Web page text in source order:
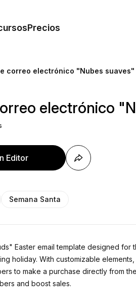
Precios
correo electrónico "Nubes
electrónico
Editor
Semana Santa
Easter email template designed
holiday. With customizable
to make a purchase directly from
and boost sales.